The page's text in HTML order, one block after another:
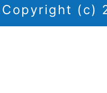
Copyright (c)